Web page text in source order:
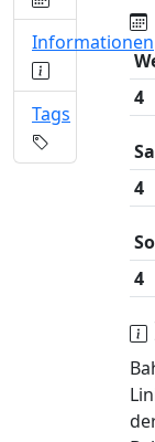
4
4
4
Informationen
Tags